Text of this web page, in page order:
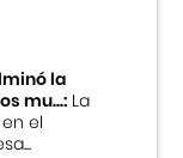
la
mu...:La
el